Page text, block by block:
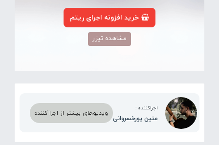
خرید افزونه اجرای ریتم
مشاهده تیزر
اجراکننده :
متین پورخسروانی
ویدیوهای بیشتر از اجرا کننده